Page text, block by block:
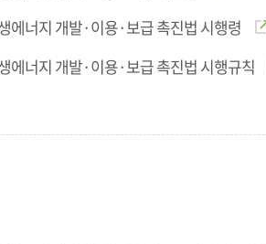
에너지 개발·이용·보급 촉진법 시행령
에너지 개발·이용·보급 촉진법 시행규칙